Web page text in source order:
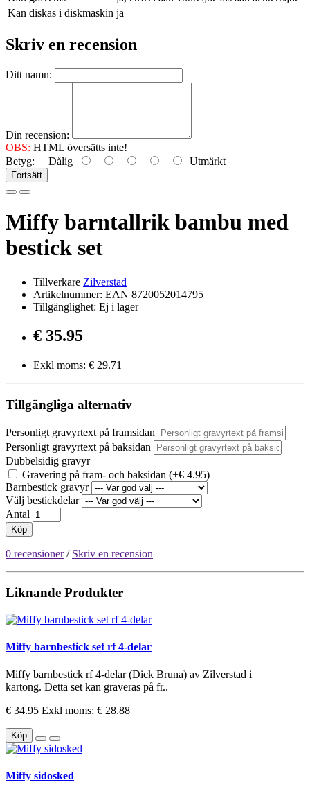
Kan diskas i diskmaskin ja
Skriv en recension
Ditt namn:
Din recension:
OBS: HTML översätts inte!
Betyg: Dålig Utmärkt
Fortsätt
Miffy barntallrik bambu med
bestick set
Tillverkare Zilverstad
Artikelnummer: EAN 8720052014795
Tillgänglighet: Ej i lager
€ 35.95
Exkl moms: € 29.71
Tillgängliga alternativ
Personligt gravyrtext på framsidan
Personligt gravyrtext på baksidan
Dubbelsidig gravyr
Gravering på fram- och baksidan (+€ 4.95)
Barnbestick gravyr
Välj bestickdelar
Antal
Köp
0 recensioner/ Skriv en recension
Liknande Produkter
Miffy barnbestick set rf 4-delar
Miffy barnbestick rf 4-delar (Dick Bruna) av Zilverstad i
kartong. Detta set kan graveras på fr..
€ 34.95 Exkl moms: € 28.88
Köp
Miffy sidosked